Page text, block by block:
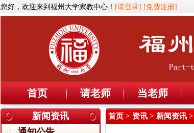
您好，欢迎来到福州大学家教中心！ [请登录] [免费注册]
首页 请老师 当老师
新闻资讯
首页 > 资讯 > 新闻资讯